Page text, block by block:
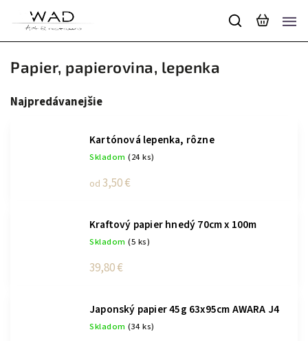
Papier, papierovina, lepenka
Najpredávanejšie
Kartónová lepenka, rôzne
Skladom (24 ks)
od 3,50 €
Kraftový papier hnedý 70cm x 100m
Skladom (5 ks)
39,80 €
Japonský papier 45g 63x95cm AWARA J4
Skladom (34 ks)